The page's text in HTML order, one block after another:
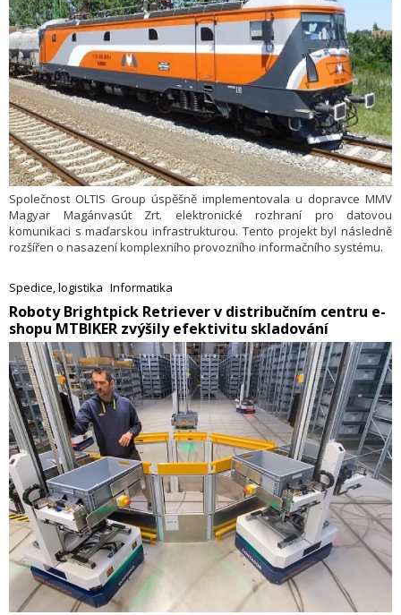
Společnost OLTIS Group úspěšně implementovala u dopravce MMV
Magyar Magánvasút Zrt. elektronické rozhraní pro datovou
komunikaci s maďarskou infrastrukturou. Tento projekt byl následně
rozšířen o nasazení komplexního provozního informačního systému.
Spedice, logistika Informatika
​Roboty Brightpick Retriever v distribučním centru e-
shopu MTBIKER zvýšily efektivitu skladování